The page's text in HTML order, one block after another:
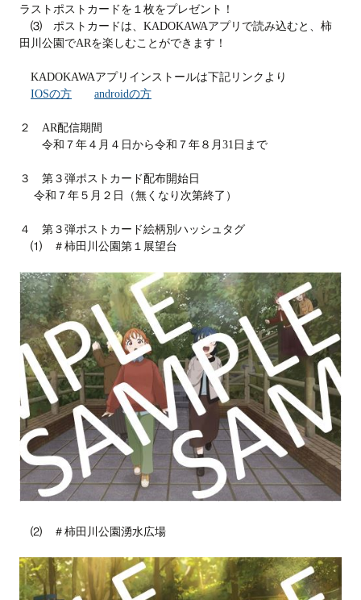
ラストポストカードを１枚をプレゼント！
⑶ ポストカードは、KADOKAWAアプリで読み込むと、柿
田川公園でARを楽しむことができます！
KADOKAWAアプリインストールは下記リンクより
IOSの方
androidの方
２ AR配信期間
令和７年４月４日から令和７年８月31日まで
３ 第３弾ポストカード配布開始日
令和７年５月２日（無くなり次第終了）
４ 第３弾ポストカード絵柄別ハッシュタグ
⑴ ＃柿田川公園第１展望台
⑵ ＃柿田川公園湧水広場